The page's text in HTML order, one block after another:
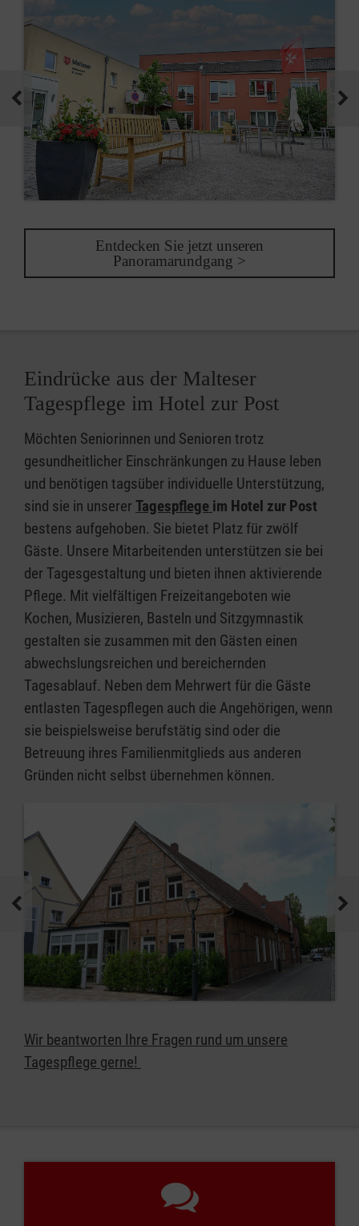
Entdecken Sie jetzt unseren
Panoramarundgang >
Eindrücke aus der Malteser
Tagespflege im Hotel zur Post
Möchten Seniorinnen und Senioren trotz
gesundheitlicher Einschränkungen zu Hause leben
und benötigen tagsüber individuelle Unterstützung,
sind sie in unserer Tagespflege im Hotel zur Post
bestens aufgehoben. Sie bietet Platz für zwölf
Gäste. Unsere Mitarbeitenden unterstützen sie bei
der Tagesgestaltung und bieten ihnen aktivierende
Pflege. Mit vielfältigen Freizeitangeboten wie
Kochen, Musizieren, Basteln und Sitzgymnastik
gestalten sie zusammen mit den Gästen einen
abwechslungsreichen und bereichernden
Tagesablauf. Neben dem Mehrwert für die Gäste
entlasten Tagespflegen auch die Angehörigen, wenn
sie beispielsweise berufstätig sind oder die
Betreuung ihres Familienmitglieds aus anderen
Gründen nicht selbst übernehmen können.
Wir beantworten Ihre Fragen rund um unsere
Tagespflege gerne!